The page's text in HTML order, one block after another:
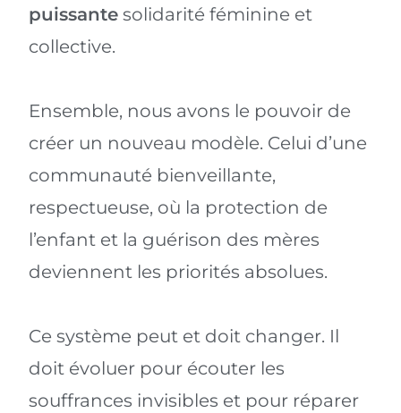
puissante solidarité féminine et
collective.
Ensemble, nous avons le pouvoir de
créer un nouveau modèle. Celui d’une
communauté bienveillante,
respectueuse, où la protection de
l’enfant et la guérison des mères
deviennent les priorités absolues.
Ce système peut et doit changer. Il
doit évoluer pour écouter les
souffrances invisibles et pour réparer